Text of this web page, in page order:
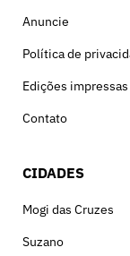
Anuncie
Política de
Edições impressas
Contato
CIDADES
Mogi das Cruzes
Suzano